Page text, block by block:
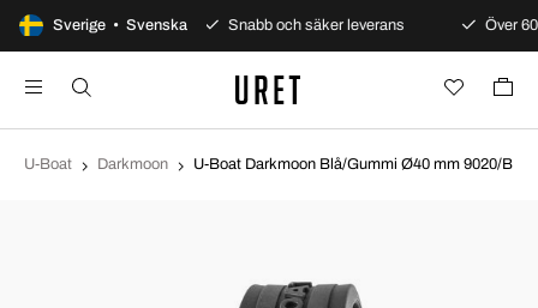
Sverige • Svenska
Alltid garanti Snabb och säker leverans Över
U-Boat Darkmoon U-Boat Darkmoon Blå/Gummi Ø40 mm 9020/B